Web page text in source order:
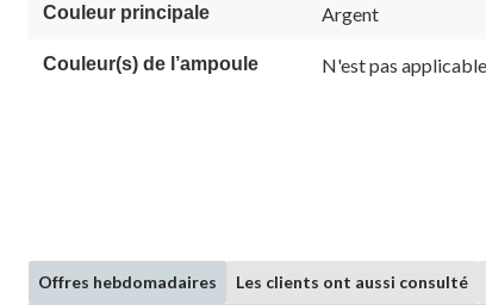
Couleur principale Argent
Couleur(s) de l’ampoule N'est pas applicable
Offres hebdomadaires Les clients ont aussi consulté